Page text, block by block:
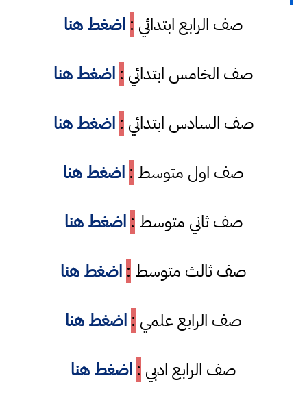
صف الرابع ابتدائي : اضغط هنا
صف الخامس ابتدائي : اضغط هنا
صف السادس ابتدائي : اضغط هنا
صف اول متوسط : اضغط هنا
صف ثاني متوسط : اضغط هنا
صف ثالث متوسط : اضغط هنا
صف الرابع علمي : اضغط هنا
صف الرابع ادبي : اضغط هنا